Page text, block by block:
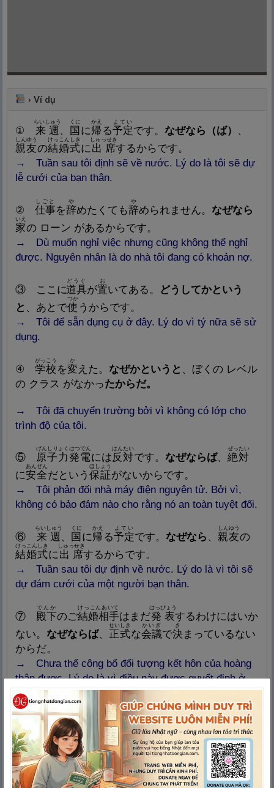
›Ví dụ
① 来 週
らいしゅう
国
くに
に帰
かえ
る予定
よてい
です。 なぜなら（ば）
親友
しんゆう
の結婚式
Nghĩa: Buổi lễ, kiểu, phương
けっこんしき
に 出 席
しゅっせき
するからです。
→ Tuần sau tôi định sẽ về nước. Lý do là tôi sẽ dự
lễ cưới của bạn thân.
② 仕事
しごと
を辞
や
めたくても辞
や
められません。 なぜなら
家
Nghĩa: Ngôi nhà
いえ
の ローン があるからです。
→ Dù muốn nghỉ việc nhưng cũng không thể nghỉ
được. Nguyên nhân là do nhà tôi đang có khoản nợ.
③ ここに道具
どうぐ
が置
お
いてある。
どうしてかという
と
、あとで使
つか
うからです。
→ Tôi để sẵn dụng cụ ở đây. Lý do vì tý nữa sẽ sử
dụng.
④ 学校
がっこう
を変
か
えた。 なぜかというと
、ぼくの レベル
の クラス がなかったからだ。
→ Tôi đã chuyển trường bởi vì không có lớp cho
trình độ của tôi.
⑤ 原
Nghĩa: Cánh đồng, đồng bằng,
子力発
Nghĩa: Bắt đầu, xuất phát, phát
電
げんしりょくはつでん
には反 対
はんたい
です。 なぜならば、 絶 対
ぜったい
に安全
あんぜん
だという 保証
ほしょう
がないからです。
→ Tôi phản đối nhà máy điện nguyên tử. Bởi vì,
không có bảo đảm nào cho rằng nó an toàn tuyệt đối.
⑥ 来 週
らいしゅう
国
Nghĩa: Đất nước, quốc gia, quê
くに
に帰
かえ
る予定
よてい
です。 なぜなら 親友
しんゆう
の
結婚式
Nghĩa: Buổi lễ, kiểu, phương
けっこんしき
に 出 席
しゅっせき
するからです。
→ Tuần sau tôi dự định về nước. Lý do là vì tôi sẽ
dự đám cưới của một người bạn thân.
⑦ 殿下
でんか
のご結婚相手
けっこんあいて
はまだ発 表
はっぴょう
するわけにはいか
ない。 なぜならば、 正式
thức
せいしき
な会議
かいぎ
で決
き
まっているない
からだ。
→ Chưa thể công bố đối tượng kết hôn của hoàng
thân được. Lý do là vì điều này được quyết định ở
một cuộc hợp chính thức.
⑧ 今
いま
は何
なん
とも 言 えない。なぜならばまだ協
Nghĩa: Hợp tác, hợp sức, cộng
tác
議中
きょうぎちゅう
だから。
→Giờthì chưa thể nói được gì. Lý do là vì vẫn
đang thảo luận.